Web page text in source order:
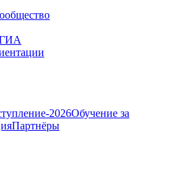
2026Обучение за
Партнёры